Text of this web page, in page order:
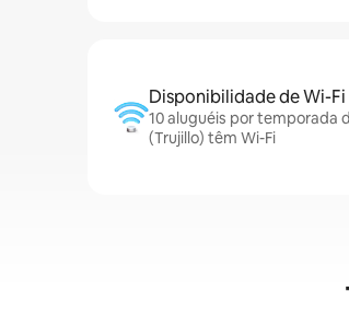
Disponibilidade de Wi-Fi
10 aluguéis por temporada
(Trujillo) têm Wi-Fi